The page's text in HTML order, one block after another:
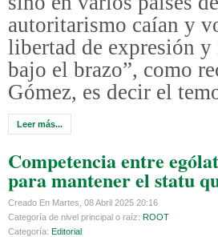
autoritarismo caían y
libertad de expresión y
bajo el brazo”, como
Gómez, es decir el
Leer más...
Competencia entre
para mantener el statu
Creado En Martes, 08 Abril 2025 20:16
Categoría de nivel principal o raíz: ROOT
Categoría: Editorial